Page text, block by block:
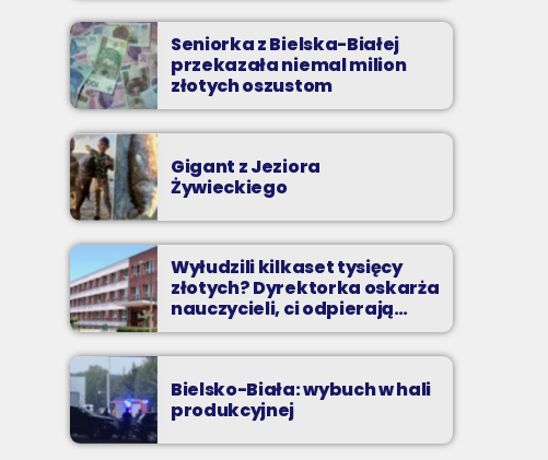
Seniorka z Bielska-Białej
przekazała niemal milion
złotych oszustom
Gigant z Jeziora
Żywieckiego
Wyłudzili kilkaset tysięcy
złotych? Dyrektorka oskarża
nauczycieli, ci odpierają
zarzuty
Bielsko-Biała: wybuch w hali
produkcyjnej